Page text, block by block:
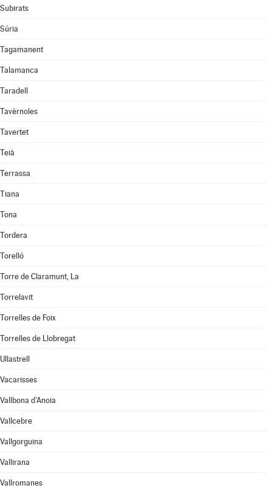
Subirats
Súria
Tagamanent
Talamanca
Taradell
Tavèrnoles
Tavertet
Teià
Terrassa
Tiana
Tona
Tordera
Torelló
Torre de Claramunt, La
Torrelavit
Torrelles de Foix
Torrelles de Llobregat
Ullastrell
Vacarisses
Vallbona d'Anoia
Vallcebre
Vallgorguina
Vallirana
Vallromanes